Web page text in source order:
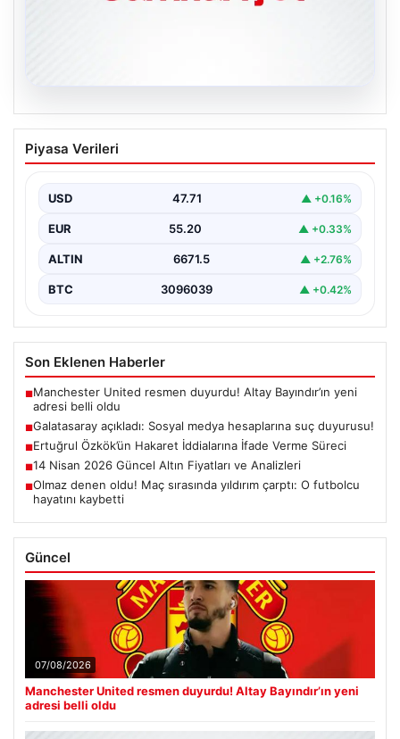
06.08.2026
Galatasaray açıkladı: Sosyal medya
hesaplarına suç duyurusu!
Hukuki Adım Attı", "content": "Galatasaray Spor Kulübü,
Piyasa Verileri
USD 47.71 ▲ +0.16%
EUR 55.20 ▲ +0.33%
ALTIN 6671.5 ▲ +2.76%
BTC 3096039 ▲ +0.42%
Son Eklenen Haberler
■Manchester United resmen duyurdu! Altay Bayındır’ın yeni
adresi belli oldu
■Galatasaray açıkladı: Sosyal medya hesaplarına suç duyurusu!
■Ertuğrul Özkök’ün Hakaret İddialarına İfade Verme Süreci
■14 Nisan 2026 Güncel Altın Fiyatları ve Analizleri
■Olmaz denen oldu! Maç sırasında yıldırım çarptı: O futbolcu
hayatını kaybetti
Güncel
07/08/2026
Manchester United resmen duyurdu! Altay Bayındır’ın yeni
adresi belli oldu